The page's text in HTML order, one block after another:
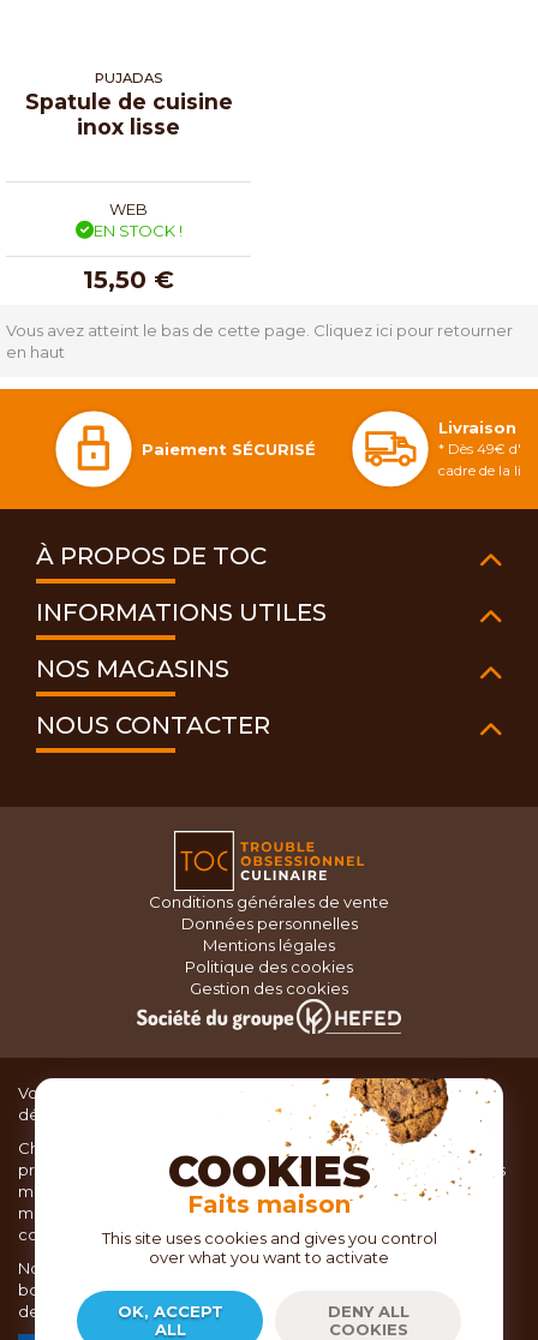
PUJADAS
Spatule de cuisine
inox lisse
WEB
EN STOCK !
15,50 €
Vous avez atteint le bas de cette page. Cliquez ici pour retourner
en haut
Paiement SÉCURISÉ
Livraison
* Dès 49€
cadre de la
À PROPOS DE TOC
INFORMATIONS UTILES
NOS MAGASINS
NOUS CONTACTER
Conditions générales de vente
Données personnelles
Mentions légales
Politique des cookies
Gestion des cookies
Vous recherchez du matériel de cuisine pour concocter de
délicieux plats ou des pâtisseries dignes d’un grand chef ?
Chez TOC, boutique d’ustensiles de cuisine, nous vous
proposons une large sélection de produits issus des meilleures
marques de matériel de cuisine: Ustensiles de pâtisserie,
matériel de cuisson, service de table, ustensiles de cuisine,
coutellerie, set picnic.
Nous vous réservons un accueil chaleureux au sein de nos 21
boutiques, mais vous trouverez également tout votre matériel
de cuisine en ligne sur notre site internet toc.fr
COOKIES
Faits maison
This site uses cookies and gives you control
over what you want to activate
OK, ACCEPT
ALL
DENY ALL
COOKIES